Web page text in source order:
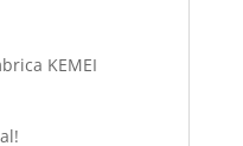
KEMEI